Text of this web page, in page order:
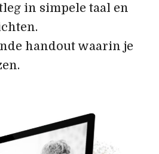
in simpele taal en
handout waarin je